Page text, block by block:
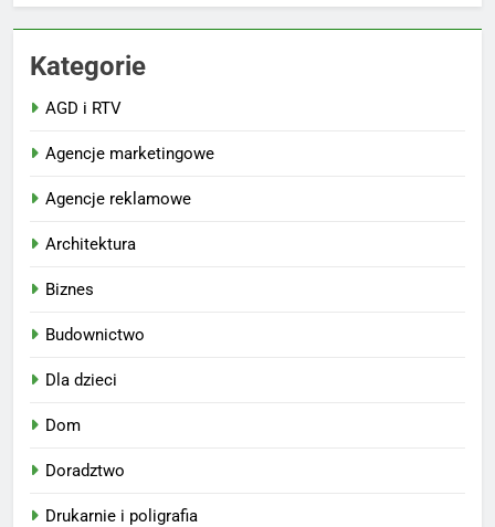
Kategorie
AGD i RTV
Agencje marketingowe
Agencje reklamowe
Architektura
Biznes
Budownictwo
Dla dzieci
Dom
Doradztwo
Drukarnie i poligrafia